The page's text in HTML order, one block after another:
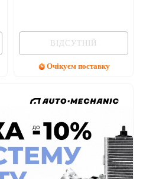
ВІДСУТНІЙ
Очікуєм поставку